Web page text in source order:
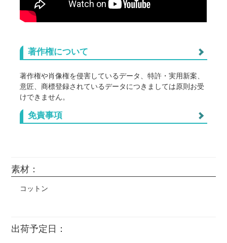
著作権について
著作権や肖像権を侵害しているデータ、特許・実用新案、
意匠、商標登録されているデータにつきましては原則お受
けできません。
また以下につきましては正式な許可を得ていない場合、個
人使用や無料配布、1個のみ、などに関わらずお受けでき
ど) サンリオ ディズニー(キングダムハーツ、ツイステ
ンダム、ラブライブ!など)
CD、DVD、映画のポスター、ロゴマーク（企業・団体・
バンド・作品等）などそのまま転載したもの。
免責事項
※色味のイメージ違い（特にパステルカラーなどの淡い色彩・
解像度不足によるジャギー（ガタツキ）など）
※輸送途中や納品後の環境変化（温度・湿度など）に起因する
素材：
コットン
出荷予定日：